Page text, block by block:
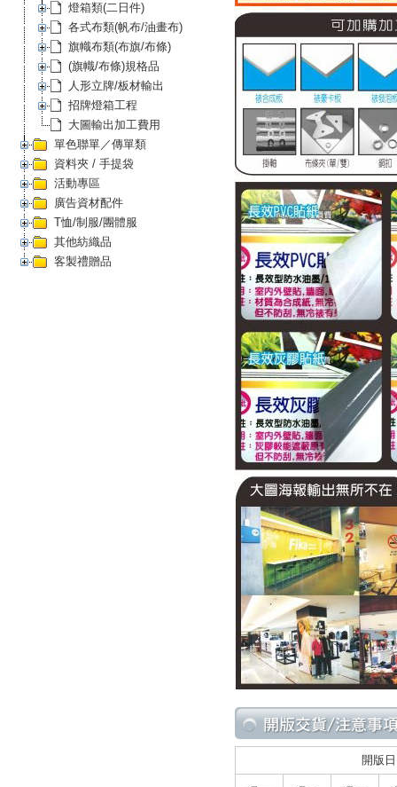
燈箱類(二日件)
各式布類(帆布/油畫布)
旗幟布類(布旗/布條)
(旗幟/布條)規格品
人形立牌/板材輸出
招牌燈箱工程
大圖輸出加工費用
單色聯單／傳單類
資料夾 / 手提袋
活動專區
廣告資材配件
T恤/制服/團體服
其他紡織品
客製禮贈品
開版日